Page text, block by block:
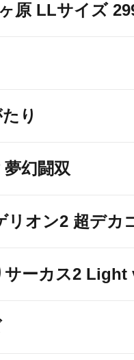
は
原 LLサイズ
り
幻闘双
リオン2 超デカ
サーカス2 Light